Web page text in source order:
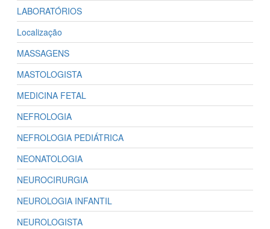
LABORATÓRIOS
Localização
MASSAGENS
MASTOLOGISTA
MEDICINA FETAL
NEFROLOGIA
NEFROLOGIA PEDIÁTRICA
NEONATOLOGIA
NEUROCIRURGIA
NEUROLOGIA INFANTIL
NEUROLOGISTA